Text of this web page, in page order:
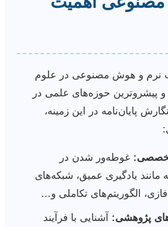
نرم و هوش مصنوعی در علوم
و پیشروترین حوزه‌های علمی در
پایان‌نامه در این زمینه،
غوطه‌ور شدن در
مانند یادگیری عمیق، شبکه‌های
الگوریتم‌های تکاملی و…
پژوهشی: آشنایی با فرآیند